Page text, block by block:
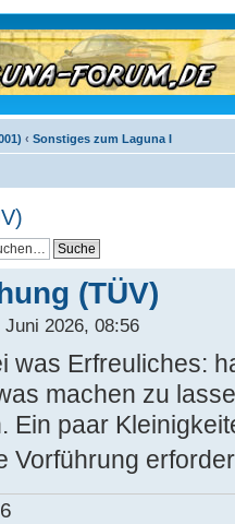
‹ Sonstiges zum Laguna I
(TÜV)
2026, 08:56
was Erfreuliches:
machen zu
Ein paar
Vorführung